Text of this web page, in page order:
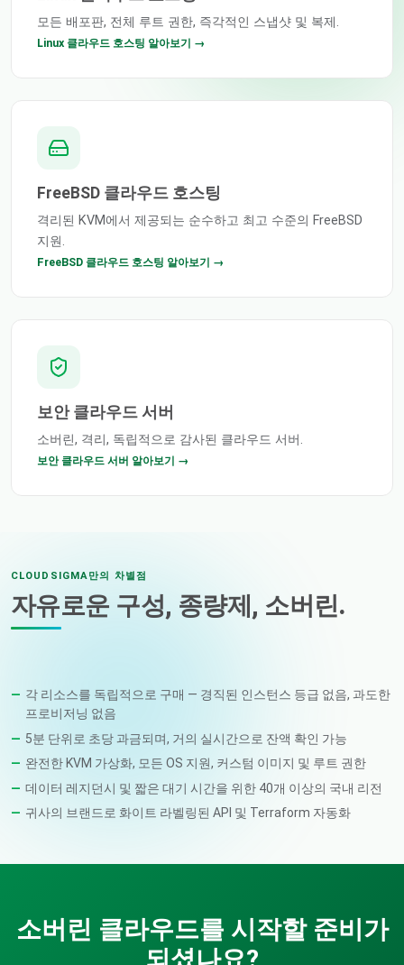
모든 배포판, 전체 루트 권한, 즉각적인 스냅샷 및 복제.
Linux 클라우드 호스팅 알아보기 →
FreeBSD 클라우드 호스팅
격리된 KVM에서 제공되는 순수하고 최고 수준의 FreeBSD
지원.
FreeBSD 클라우드 호스팅 알아보기 →
보안 클라우드 서버
소버린, 격리, 독립적으로 감사된 클라우드 서버.
보안 클라우드 서버 알아보기 →
CLOUDSIGMA만의 차별점
자유로운 구성, 종량제, 소버린.
각 리소스를 독립적으로 구매 — 경직된 인스턴스 등급 없음, 과도한
프로비저닝 없음
5분 단위로 초당 과금되며, 거의 실시간으로 잔액 확인 가능
완전한 KVM 가상화, 모든 OS 지원, 커스텀 이미지 및 루트 권한
데이터 레지던시 및 짧은 대기 시간을 위한 40개 이상의 국내 리전
귀사의 브랜드로 화이트 라벨링된 API 및 Terraform 자동화
소버린 클라우드를 시작할 준비가